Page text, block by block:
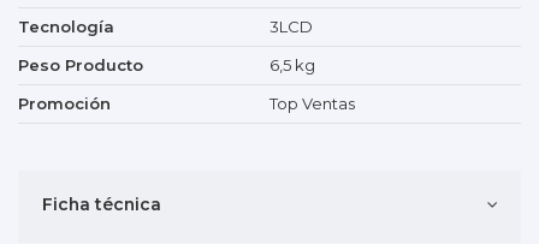
Tecnología
3LCD
Peso Producto
6,5 kg
Promoción
Top Ventas
Ficha técnica